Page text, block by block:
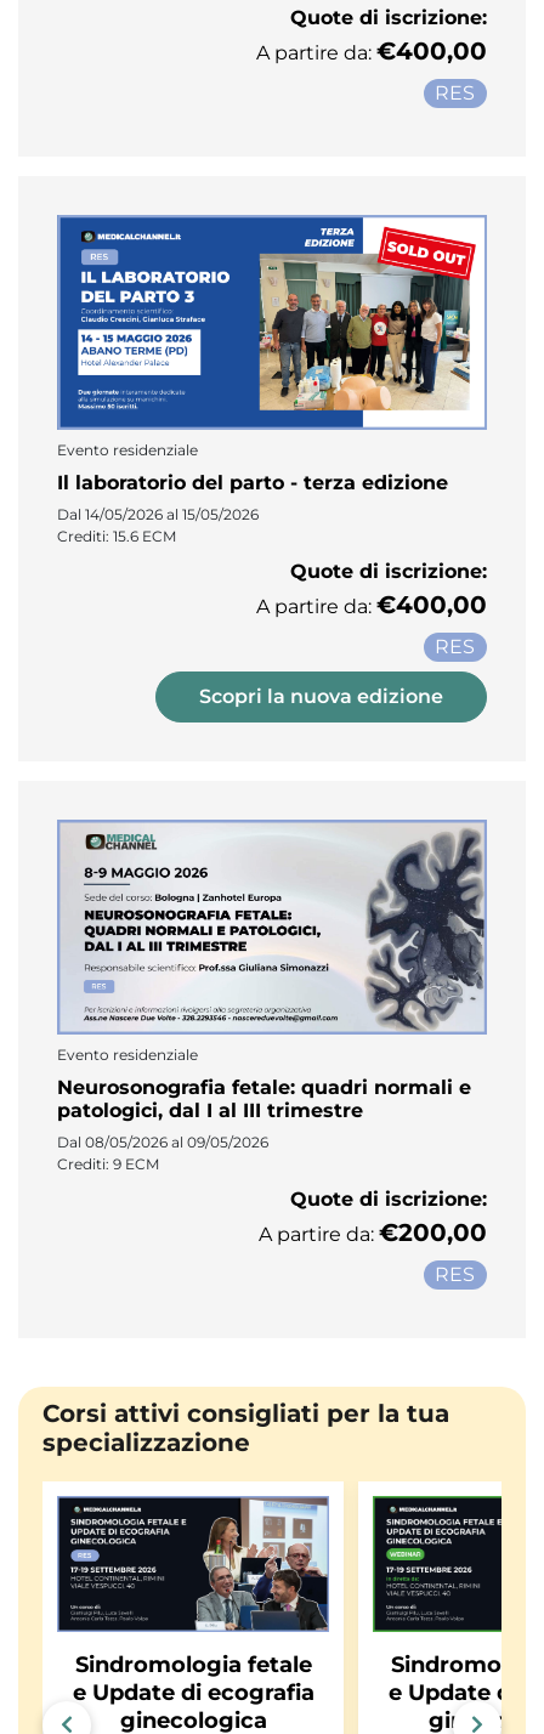
Quote di iscrizione:
A partire da: €400,00
RES
Evento residenziale
Il laboratorio del parto - terza edizione
Dal 14/05/2026 al 15/05/2026
Crediti: 15.6 ECM
Quote di iscrizione:
A partire da: €400,00
RES
Scopri la nuova edizione
Evento residenziale
Neurosonografia fetale: quadri normali e
patologici, dal I al III trimestre
Dal 08/05/2026 al 09/05/2026
Crediti: 9 ECM
Quote di iscrizione:
A partire da: €200,00
RES
Corsi attivi consigliati per la tua
specializzazione
Sindromologia fetale
e Update di ecografia
ginecologica
e Update di